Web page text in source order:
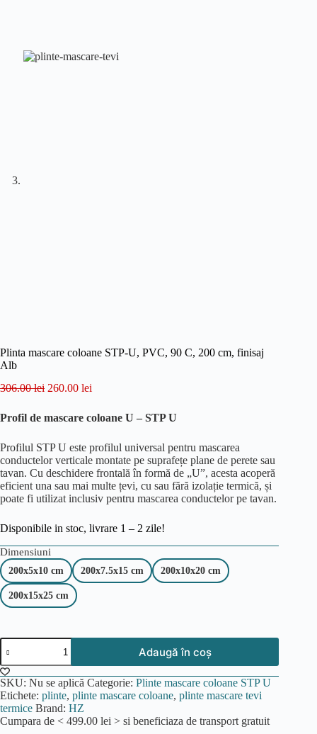
Plinta mascare coloane STP-U, PVC, 90 C, 200 cm, finisaj
Alb
306.00lei 260.00 lei
Profil de mascare coloane U – STP U
Profilul STP U este profilul universal pentru mascarea
conductelor verticale montate pe suprafețe plane de perete sau
tavan. Cu deschidere frontală în formă de „U”, acesta acoperă
eficient una sau mai multe țevi, cu sau fără izolație termică, și
poate fi utilizat inclusiv pentru mascarea conductelor pe tavan.
Disponibile in stoc, livrare 1 – 2 zile!
Dimensiuni
200x5x10 cm 200x7.5x15 cm 200x10x20 cm
200x15x25 cm
Cantitate
Plinta
mascare
coloane
STP-
U,
PVC,
90
Adaugă în coș
SKU: Nu se aplică Categorie: Plinte mascare coloane STP U
Etichete: plinte, plinte mascare coloane, plinte mascare tevi
termice Brand: HZ
Cumpara de < 499.00 lei > si beneficiaza de transport gratuit